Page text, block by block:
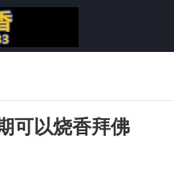
可以烧香拜佛